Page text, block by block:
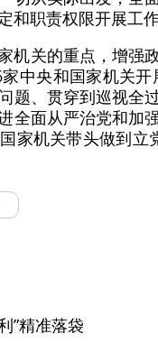
和职责权限开展工
机关的重点，增强
中央和国家机关
题、贯穿到巡视全
全面从严治党和加
家机关带头做到
”精准落袋